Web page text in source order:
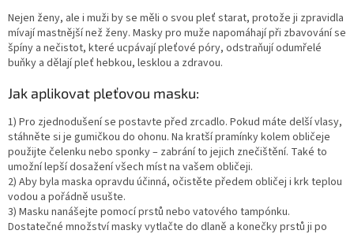
Nejen ženy, ale i muži by se měli o svou pleť starat, protože ji zpravidla
mívají mastnější než ženy. Masky pro muže napomáhají při zbavování se
špíny a nečistot, které ucpávají pleťové póry, odstraňují odumřelé
buňky a dělají pleť hebkou, lesklou a zdravou.
Jak aplikovat pleťovou masku:
1) Pro zjednodušení se postavte před zrcadlo. Pokud máte delší vlasy,
stáhněte si je gumičkou do ohonu. Na kratší pramínky kolem obličeje
použijte čelenku nebo sponky – zabrání to jejich znečištění. Také to
umožní lepší dosažení všech míst na vašem obličeji.
2) Aby byla maska opravdu účinná, očistěte předem obličej i krk teplou
vodou a pořádně usušte.
3) Masku nanášejte pomocí prstů nebo vatového tampónku.
Dostatečné množství masky vytlačte do dlaně a konečky prstů ji po